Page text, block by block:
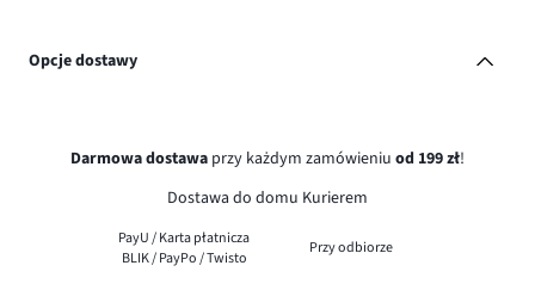
Opcje dostawy
Darmowa dostawa przy każdym zamówieniu od 199 zł!
Dostawa do domu Kurierem
PayU / Karta płatnicza
BLIK / PayPo / Twisto
Przy odbiorze